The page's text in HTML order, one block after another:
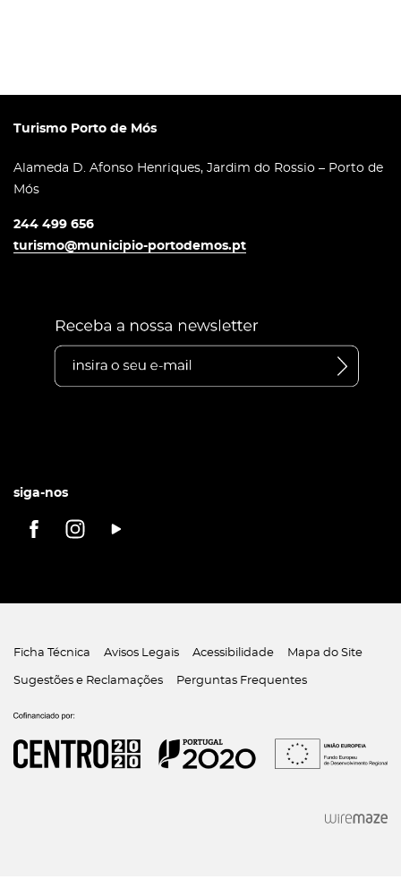
Turismo Porto de Mós
Alameda D. Afonso Henriques, Jardim do Rossio – Porto de
Mós
244 499 656
turismo@municipio-portodemos.pt
siga-nos
Ficha Técnica Avisos Legais Acessibilidade Mapa do Site
Sugestões e Reclamações Perguntas Frequentes